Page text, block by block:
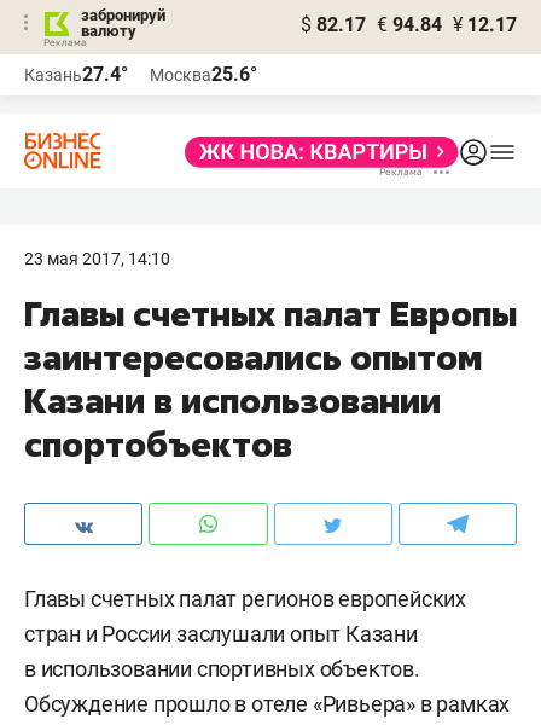
забронируй
валюту
$ 82.17 € 94.84 ¥ 12.17
Казань27.4° Москва25.6°
23 мая 2017, 14:10
Главы счетных палат Европы
заинтересовались опытом
Казани в использовании
спортобъектов
Главы счетных палат регионов европейских
стран и России заслушали опыт Казани
в использовании спортивных объектов.
Обсуждение прошло в отеле «Ривьера» в рамках